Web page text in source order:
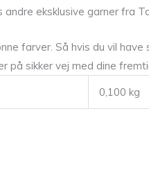
eksklusive garner fra
farver. Så hvis du vil
på sikker vej med dine
0,100 kg